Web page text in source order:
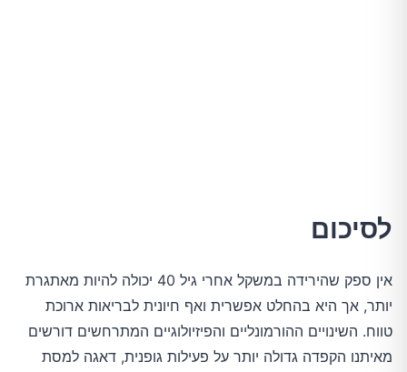
לסיכום
אין ספק שהירידה במשקל אחרי גיל 40 יכולה להיות מאתגרת
יותר, אך היא בהחלט אפשרית ואף חיונית לבריאות ארוכת
טווח. השינויים ההורמונליים והפיזיולוגיים המתרחשים דורשים
מאיתנו הקפדה גדולה יותר על פעילות גופנית, דאגה למסת